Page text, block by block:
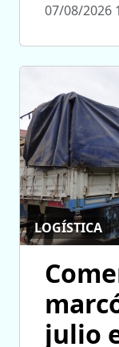
07/08/2026
LOGÍSTICA
julio